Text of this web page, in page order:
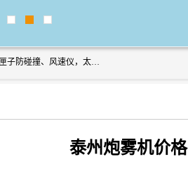
上海宇叶电子科技有限公司是吊钩视频监控、升降机监控、卸料平台监控、塔吊防碰撞、黑匣子防碰撞、风速仪，太阳能障碍灯安全提示灯等一系列升降机的常用配件产品专业研发生产加工的公司，拥有完整、科学的质量管理体系。
泰州炮雾机价格